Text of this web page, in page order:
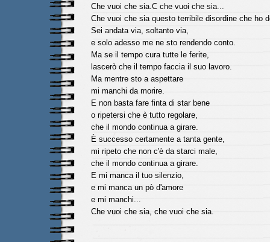
Che vuoi che sia.C che vuoi che sia...
Che vuoi che sia questo terribile disordine che ho
Sei andata via, soltanto via,
e solo adesso me ne sto rendendo conto.
Ma se il tempo cura tutte le ferite,
lascerò che il tempo faccia il suo lavoro.
Ma mentre sto a aspettare
mi manchi da morire.
E non basta fare finta di star bene
o ripetersi che è tutto regolare,
che il mondo continua a girare.
È successo certamente a tanta gente,
mi ripeto che non c'è da starci male,
che il mondo continua a girare.
E mi manca il tuo silenzio,
e mi manca un pò d'amore
e mi manchi...
Che vuoi che sia, che vuoi che sia.